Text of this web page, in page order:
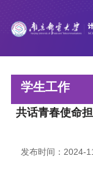
学生工作
共话青春使命
发布时间：2024-